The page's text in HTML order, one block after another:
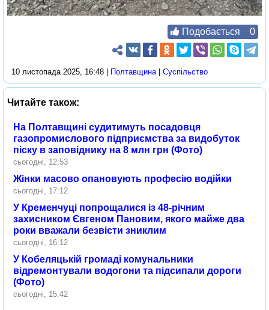
Подобається 0
10 листопада 2025, 16:48 | Полтавщина| Суспільство
Читайте також:
На Полтавщині судитимуть посадовця
газопромислового підприємства за видобуток
піску в заповіднику на 8 млн грн (Фото)
сьогодні, 12:53
Жінки масово опановують професію водійки
сьогодні, 17:12
У Кременчуці попрощалися із 48-річним
захисником Євгеном Пановим, якого майже два
роки вважали безвісти зниклим
сьогодні, 16:12
У Кобеляцькій громаді комунальники
відремонтували водогони та підсипали дороги
(Фото)
сьогодні, 15:42